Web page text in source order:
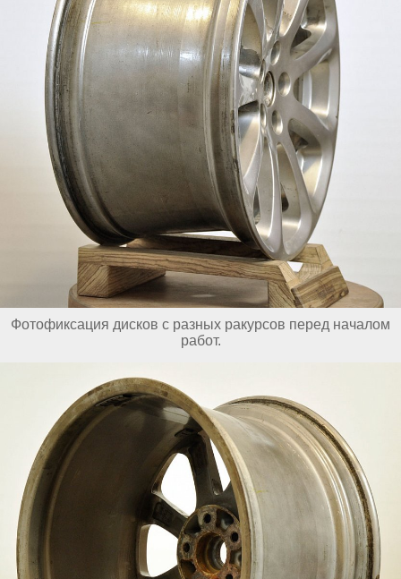
Фотофиксация дисков с разных ракурсов перед началом
работ.